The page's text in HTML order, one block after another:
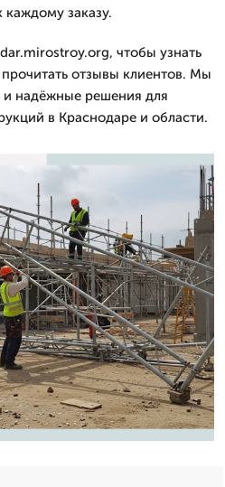
заказу.
чтобы узнать
отзывы клиентов. Мы
надёжные решения для
в Краснодаре и области.